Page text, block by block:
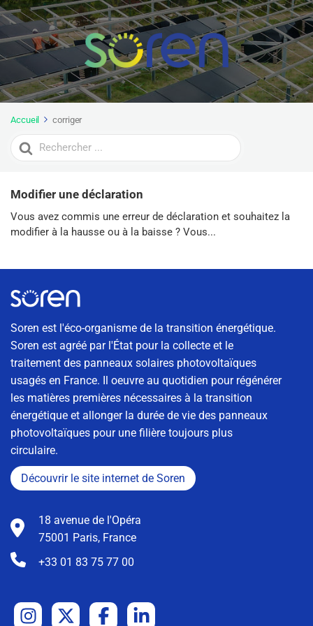
Accueil corriger
Search
For
Modifier une déclaration
Vous avez commis une erreur de déclaration et souhaitez la
modifier à la hausse ou à la baisse ? Vous...
Soren est l'éco-organisme de la transition énergétique.
Soren est agréé par l'État pour la collecte et le
traitement des panneaux solaires photovoltaïques
usagés en France. Il oeuvre au quotidien pour régénérer
les matières premières nécessaires à la transition
énergétique et allonger la durée de vie des panneaux
photovoltaïques pour une filière toujours plus
circulaire.
Découvrir le site internet de Soren
18 avenue de l'Opéra
75001 Paris, France
+33 01 83 75 77 00